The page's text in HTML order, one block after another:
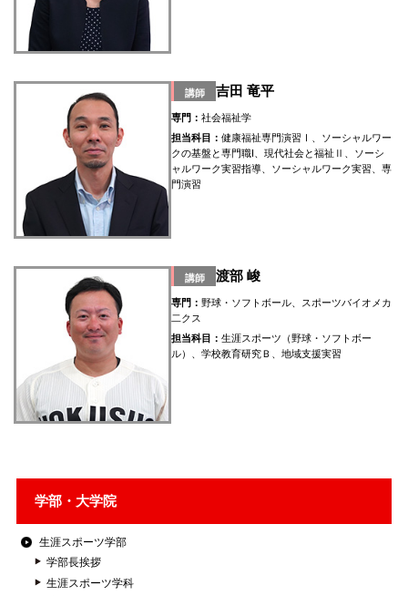
学部・大学院
生涯スポーツ学部
学部長挨拶
生涯スポーツ学科
講師 吉田 竜平
専門：社会福祉学
担当科目：健康福祉専門演習Ⅰ、ソーシャルワー
クの基盤と専門職I、現代社会と福祉Ⅱ、ソーシ
ャルワーク実習指導、ソーシャルワーク実習、専
門演習
講師 渡部 峻
専門：野球・ソフトボール、スポーツバイオメカ
二クス
担当科目：生涯スポーツ（野球・ソフトボー
ル）、学校教育研究Ｂ、地域支援実習